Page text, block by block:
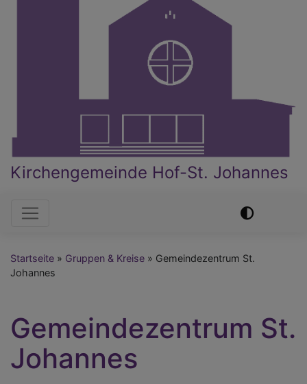
Kirchengemeinde Hof-St. Johannes
Hauptnavigation
Startseite Gruppen & Kreise
Gemeindezentrum St.
Johannes
Gemeindezentrum St.
Johannes